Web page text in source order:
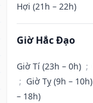
Hợi (21h – 22h)
Giờ Hắc Đạo
Giờ Tí (23h – 0h) ;
; Giờ Tỵ (9h – 10h)
– 18h)